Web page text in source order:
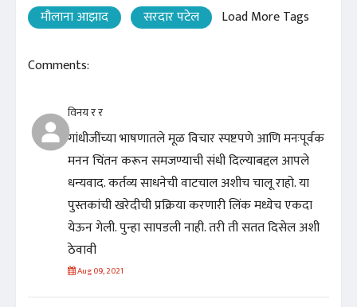
मौलाना आझाद
सरदार पटेल Load More Tags
Comments:
विनय र र
गांधीजींच्या भाषणातले मूळ विचार स्पष्टपणे आणि मनःपूर्वक
मनन चिंतन करून समजण्याची संधी दिल्याबद्दल आपले
धन्यवाद. कर्तव्य साधनेची वाटचाल अशीच चालू राहो. या
पुस्तकांची खरेदीची प्रक्रिया करणारी लिंक मध्येच एकदा
येऊन गेली. पुन्हा सापडली नाही. तरी ती सतत दिसेल अशी
ठेवावी
Aug 09, 2021